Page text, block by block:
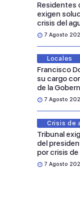
Residentes
exigen
crisis del
7 Agosto
Locales
Francisco
su cargo
de la
7 Agosto
Crisis de
Tribunal
del
por crisis de
7 Agosto